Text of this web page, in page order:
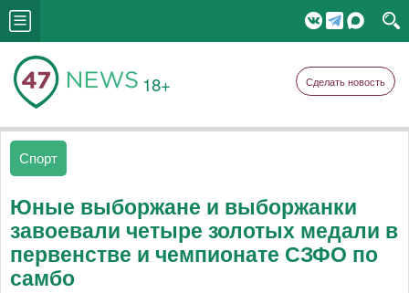
18+ Сделать новость
Спорт
Юные выборжане и выборжанки
завоевали четыре золотых медали в
первенстве и чемпионате СЗФО по
самбо